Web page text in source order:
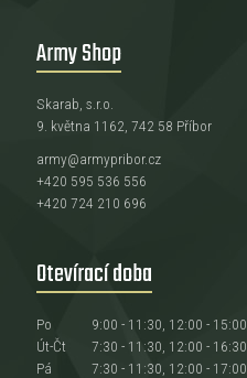
Army Shop
Skarab, s.r.o.
9. května 1162, 742 58 Příbor
army@armypribor.cz
+420 595 536 556
+420 724 210 696
Otevírací doba
Po
9:00 - 11:30, 12:00 - 15:00
Út-Čt
7:30 - 11:30, 12:00 - 16:30
Pá
7:30 - 11:30, 12:00 - 17:00